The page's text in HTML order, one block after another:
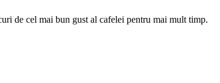
de cel mai bun gust al cafelei pentru mai mult timp.